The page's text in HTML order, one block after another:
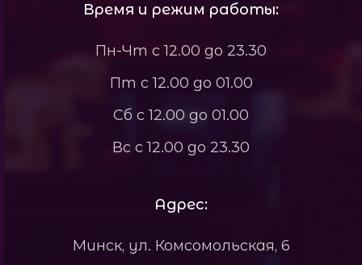
Время и режим работы:
Пн-Чт с 12.00 до 23.30
Пт с 12.00 до 01.00
Сб с 12.00 до 01.00
Вс с 12.00 до 23.30
Адрес:
Минск, ул. Комсомольская, 6